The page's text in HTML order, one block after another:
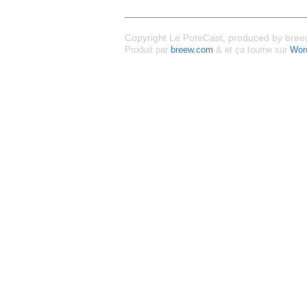
Copyright Le PoteCast, produced by
Produit par breew.com & et ça tourne sur